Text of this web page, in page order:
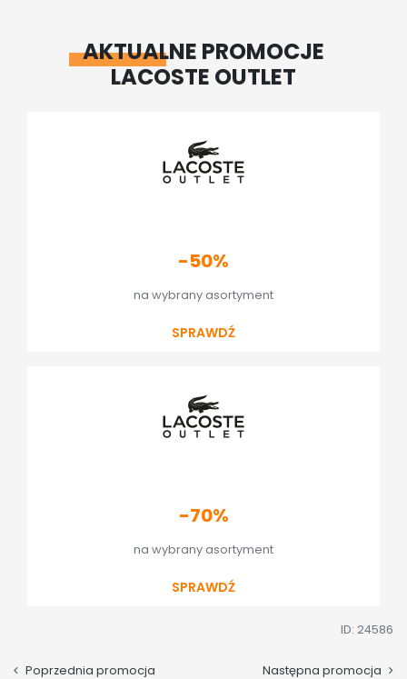
AKTUALNE PROMOCJE
LACOSTE OUTLET
-50%
na wybrany asortyment
SPRAWDŹ
-70%
na wybrany asortyment
SPRAWDŹ
ID: 24586
Poprzednia promocja Następna promocja